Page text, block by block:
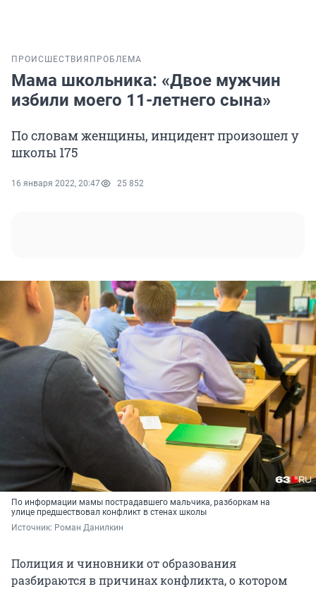
ПРОИСШЕСТВИЯ ПРОБЛЕМА
Мама школьника: «Двое мужчин
избили моего 11-летнего сына»
По словам женщины, инцидент произошел у
школы 175
16 января 2022, 20:47 25 852
По информации мамы пострадавшего мальчика, разборкам на
улице предшествовал конфликт в стенах школы
Источник: Роман Данилкин
Полиция и чиновники от образования
разбираются в причинах конфликта, о котором